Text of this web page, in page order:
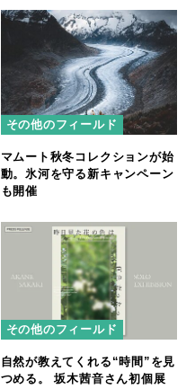
その他のフィールド
マムート秋冬コレクションが始
動。氷河を守る新キャンペーン
も開催
その他のフィールド
自然が教えてくれる“時間”を見
つめる。 坂木茜音さん初個展